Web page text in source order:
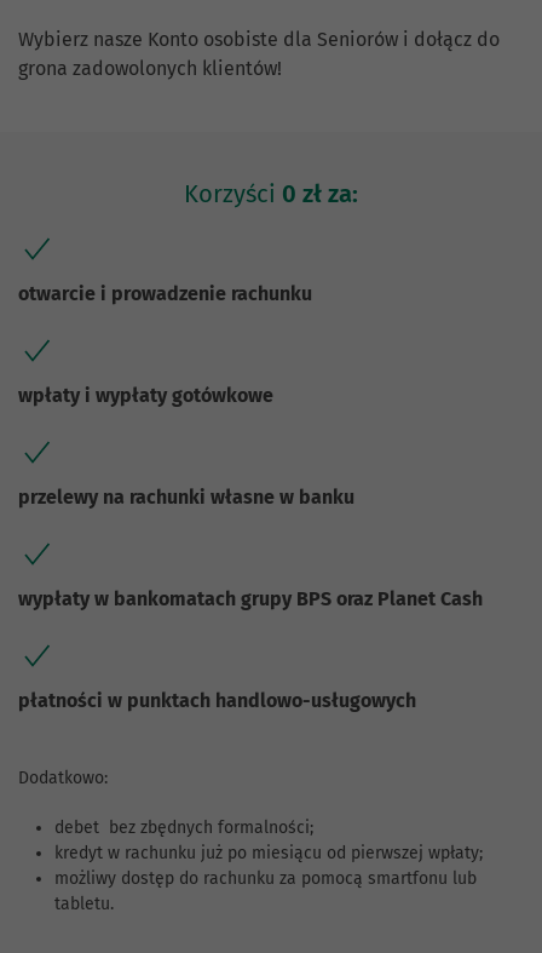
Wybierz nasze Konto osobiste dla Seniorów i dołącz do
grona zadowolonych klientów!
Korzyści 0 zł za:
otwarcie i prowadzenie rachunku
wpłaty i wypłaty gotówkowe
przelewy na rachunki własne w banku
wypłaty w bankomatach grupy BPS oraz Planet Cash
płatności w punktach handlowo-usługowych
Dodatkowo:
debet bez zbędnych formalności;
kredyt w rachunku już po miesiącu od pierwszej wpłaty;
możliwy dostęp do rachunku za pomocą smartfonu lub
tabletu.